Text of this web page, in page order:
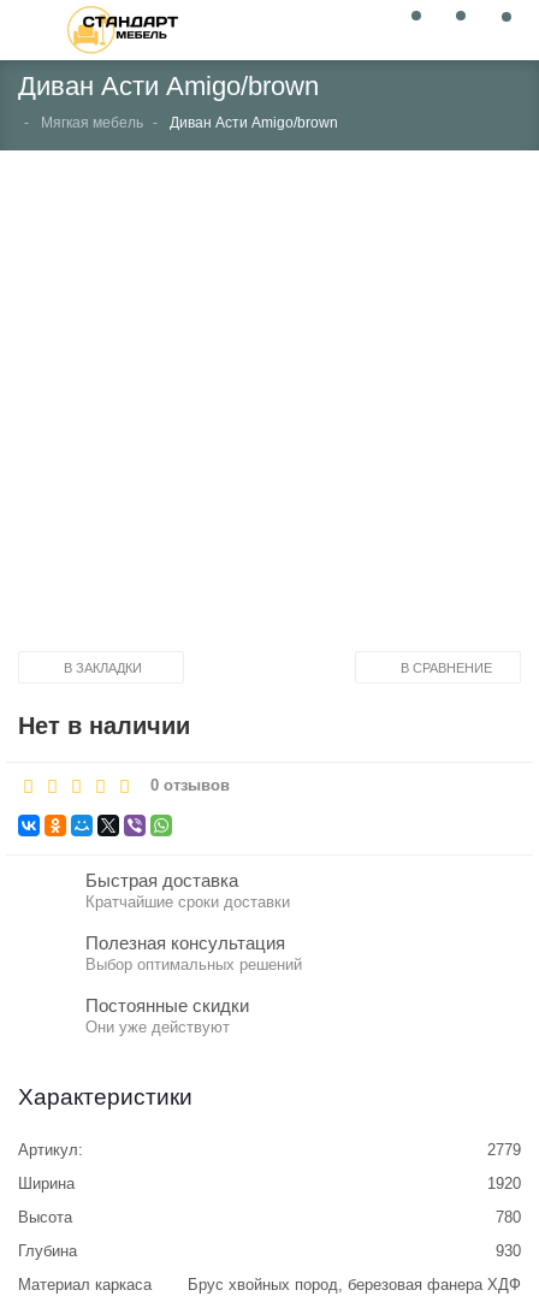
Диван Асти Amigo/brown
Мягкая мебель Диван Асти Amigo/brown
В ЗАКЛАДКИ В СРАВНЕНИЕ
Нет в наличии
0 отзывов
Быстрая доставка
Кратчайшие сроки доставки
Полезная консультация
Выбор оптимальных решений
Постоянные скидки
Они уже действуют
Характеристики
Артикул:
2779
Ширина
1920
Высота
780
Глубина
930
Материал каркаса
Брус хвойных пород, березовая фанера ХДФ